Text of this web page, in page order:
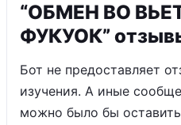
“ОБМЕН ВО
ФУКУОК”
Бот не предоставляет
изучения. А иные
можно было бы